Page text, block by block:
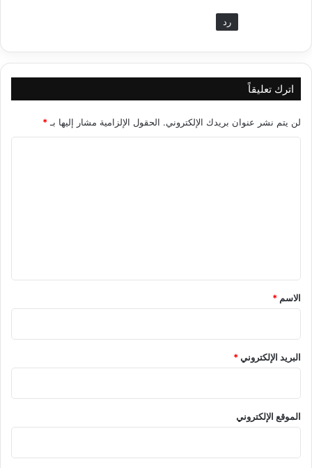
رد
اترك تعليقاً
لن يتم نشر عنوان بريدك الإلكتروني. الحقول الإلزامية مشار إليها بـ *
*
الاسم *
البريد الإلكتروني*
الموقع الإلكتروني